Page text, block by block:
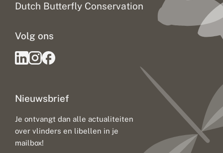
Dutch Butterfly Conservation
Nieuwsbrief
Je ontvangt dan alle actualiteiten
over vlinders en libellen in je
mailbox!
Volg ons